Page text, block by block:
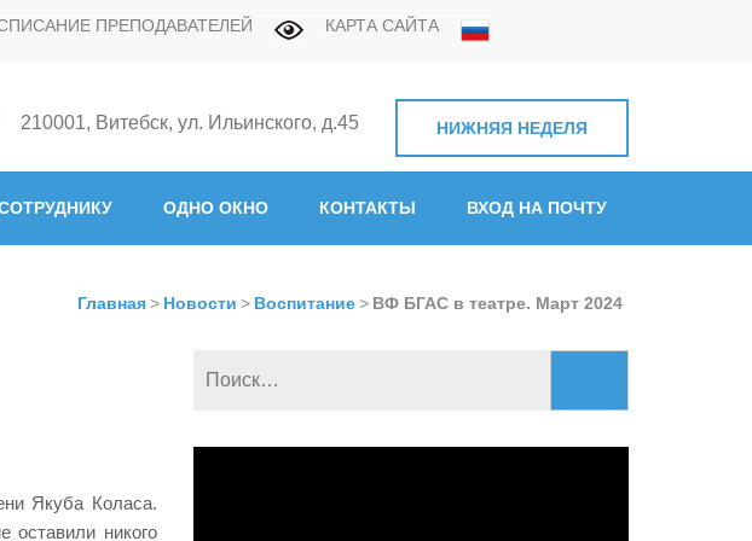
ПРЕПОДАВАТЕЛЕЙ КАРТА САЙТА
академия связи"
НИЖНЯЯ НЕДЕЛЯ
210001, Витебск, ул. Ильинского, д.45
ОДНО ОКНО КОНТАКТЫ ВХОД НА ПОЧТУ
Главная> Новости > Воспитание> ВФ БГАС в театре. Март 2024
Якуба Коласа.
оставили никого